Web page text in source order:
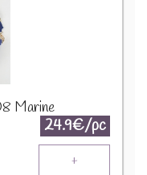
Marine
24.9€/pc
+